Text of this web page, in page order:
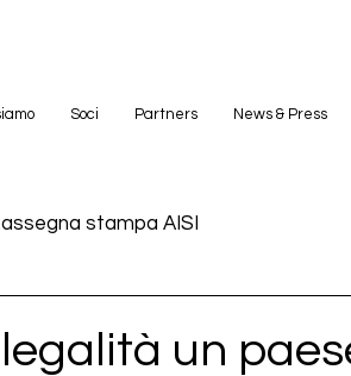
Soci Partners News & Press
stampa AISI
un